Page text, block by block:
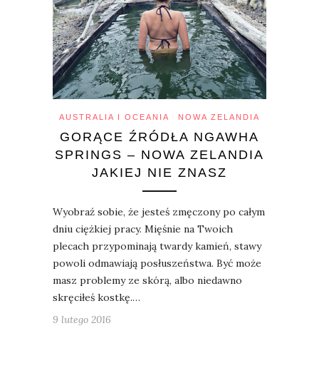
AUSTRALIA I OCEANIA NOWA ZELANDIA
GORĄCE ŹRÓDŁA NGAWHA
SPRINGS – NOWA ZELANDIA
JAKIEJ NIE ZNASZ
Wyobraź sobie, że jesteś zmęczony po całym
dniu ciężkiej pracy. Mięśnie na Twoich
plecach przypominają twardy kamień, stawy
powoli odmawiają posłuszeństwa. Być może
masz problemy ze skórą, albo niedawno
skręciłeś kostkę.…
9 lutego 2016